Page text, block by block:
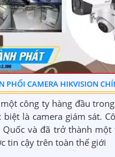
PHỐI CAMERA HIKVISION
công ty hàng đầu
biệt là camera giám sát.
Quốc và đã trở thành
tin cậy trên toàn thế giới